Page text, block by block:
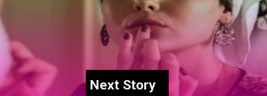
Next Story